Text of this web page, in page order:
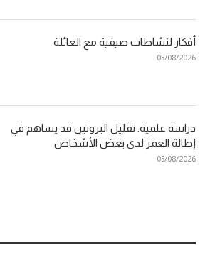
أفكار لنشاطات صيفية مع العائلة
05/08/2026
دراسة علمية: تقليل البروتين قد يساهم في
إطالة العمر لدى بعض الأشخاص
05/08/2026